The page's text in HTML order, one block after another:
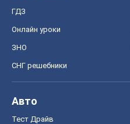
ГДЗ
Онлайн уроки
ЗНО
СНГ решебники
Авто
Тест Драйв